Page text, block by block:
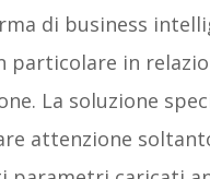
di business
particolare in
La soluzione
attenzione